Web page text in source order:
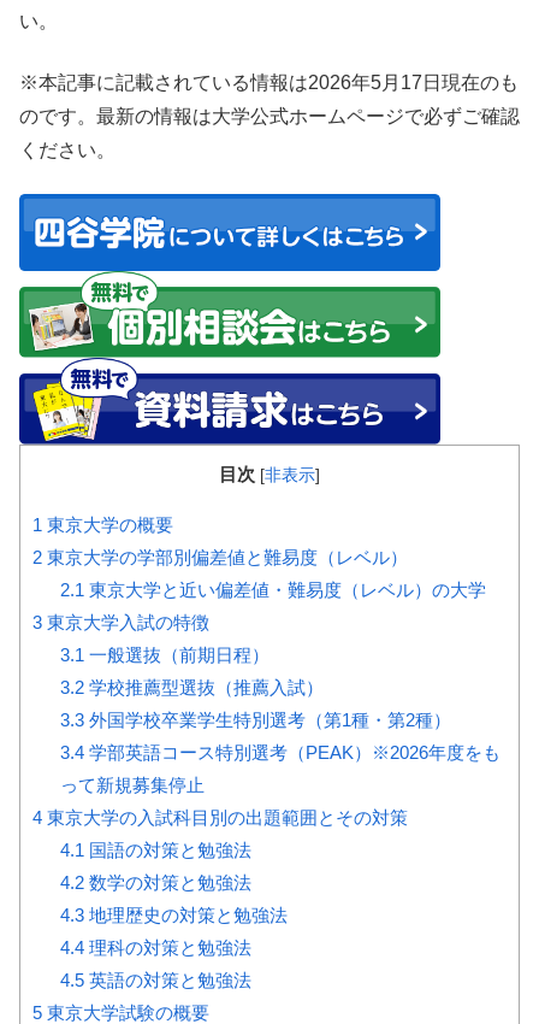
い。
※本記事に記載されている情報は2026年5月17日現在のも
のです。最新の情報は大学公式ホームページで必ずご確認
ください。
目次 [非表示]
1 東京大学の概要
2 東京大学の学部別偏差値と難易度（レベル）
2.1 東京大学と近い偏差値・難易度（レベル）の大学
3 東京大学入試の特徴
3.1 一般選抜（前期日程）
3.2学校推薦型選抜（推薦入試）
3.3外国学校卒業学生特別選考（第1種・第2種）
3.4学部英語コース特別選考（PEAK）※2026年度をも
って新規募集停止
4 東京大学の入試科目別の出題範囲とその対策
4.1 国語の対策と勉強法
4.2数学の対策と勉強法
4.3地理歴史の対策と勉強法
4.4理科の対策と勉強法
4.5英語の対策と勉強法
5 東京大学試験の概要